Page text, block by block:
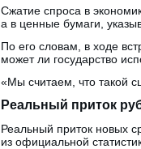
Сжатие спроса в
а в ценные бумаги,
По его словам, в ходе
может ли государство
«Мы считаем, что такой
Реальный приток
Реальный приток новых
из официальной